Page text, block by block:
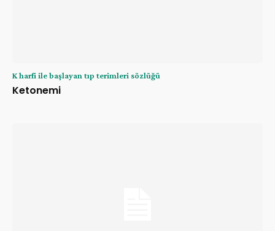
K harfi ile başlayan tıp terimleri sözlüğü
Ketonemi